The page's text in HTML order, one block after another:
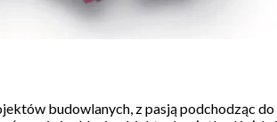
budowlanych, z pasją podchodząc